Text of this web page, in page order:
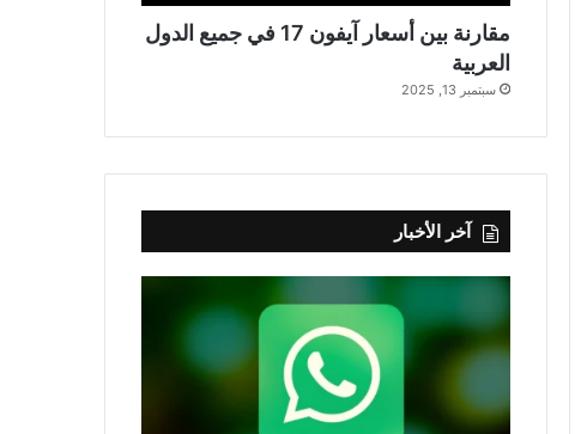
مقارنة بين أسعار آيفون 17 في جميع الدول
العربية
سبتمبر 13, 2025
آخر الأخبار